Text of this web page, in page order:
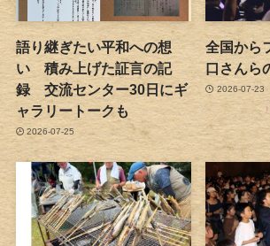
語り継ぎたい平和への想
い 積み上げた証言の記
録 交流センター30日にギ
ャラリートークも
2026-07-25
全国から
口さんら
2026-07-23